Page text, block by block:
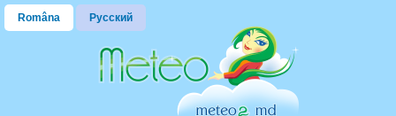
Româna Русский